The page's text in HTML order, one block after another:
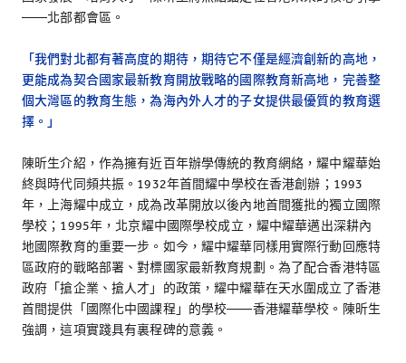
——北部都會區。
「我們對北都有著高度的期待，期待它不僅是經濟創新的高地，
更能成為契合國家最新教育開放戰略的國際教育新高地，完善整
個大灣區的教育生態，為海內外人才的子女提供最優質的教育選
擇。」
陳昕生介紹，作為擁有近百年辦學傳統的教育網絡，耀中耀華始
終與時代同頻共振。1932年首間耀中學校在香港創辦；1993
年，上海耀中成立，成為改革開放以後內地首間獲批的獨立國際
學校；1995年，北京耀中國際學校成立，耀中耀華邁出深耕內
地國際教育的重要一步。如今，耀中耀華同樣用實際行動回應特
區政府的戰略部署、對標國家最新教育規劃。為了配合香港特區
政府「搶企業、搶人才」的政策，耀中耀華在天水圍成立了香港
首間提供「國際化中國課程」的學校——香港耀華學校。陳昕生
強調，這項實踐具有裏程碑的意義。